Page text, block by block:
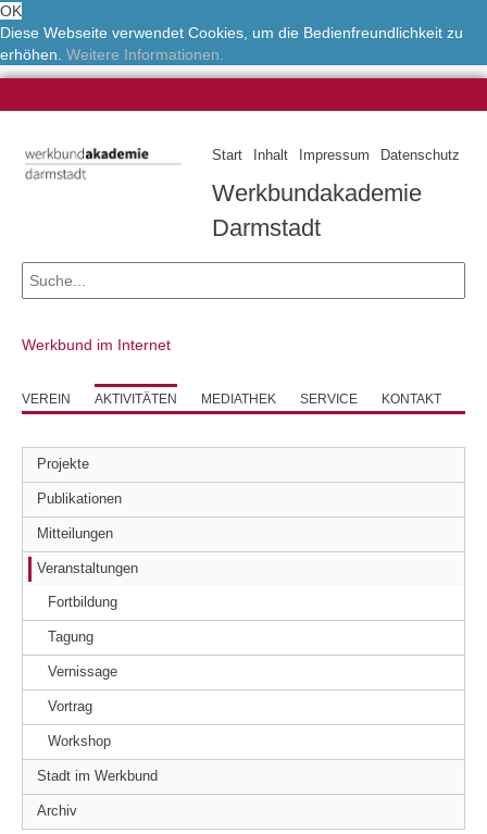
OK
Diese Webseite verwendet Cookies, um die Bedienfreundlichkeit zu
erhöhen. Weitere Informationen.
Start Inhalt Impressum Datenschutz
Werkbundakademie
Darmstadt
Werkbund im Internet
VEREIN AKTIVITÄTEN MEDIATHEK SERVICE KONTAKT
Projekte
Publikationen
Mitteilungen
Veranstaltungen
Fortbildung
Tagung
Vernissage
Vortrag
Workshop
Stadt im Werkbund
Archiv